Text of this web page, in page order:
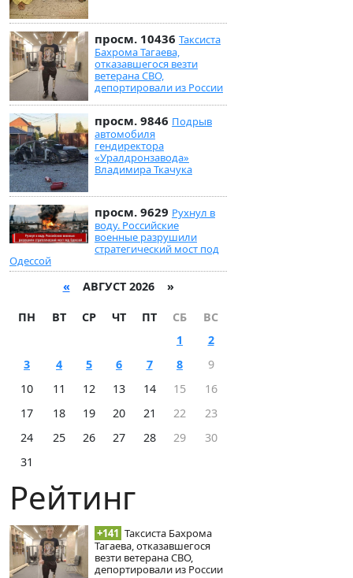
просм. 10436 Таксиста
Бахрома Тагаева,
отказавшегося везти
ветерана СВО,
депортировали из России
просм. 9846 Подрыв
автомобиля
гендиректора
«Уралдронзавода»
Владимира Ткачука
просм. 9629 Рухнул в
воду. Российские
военные разрушили
стратегический мост под
Одессой
« АВГУСТ 2026 »
ПН ВТ СР ЧТ ПТ СБ
ВС
1
2
3
4 5 6 7 8
9
10
11 12 13 14 15
16
17
18 19 20 21 22
23
24
25 26 27 28 29
30
31
Рейтинг
+141 Таксиста Бахрома
Тагаева, отказавшегося
везти ветерана СВО,
депортировали из России